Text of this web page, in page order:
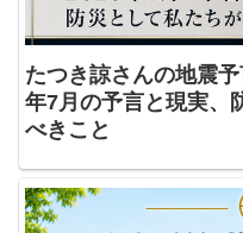
たつき諒さんの地震
年7月の予言と現実、
べきこと